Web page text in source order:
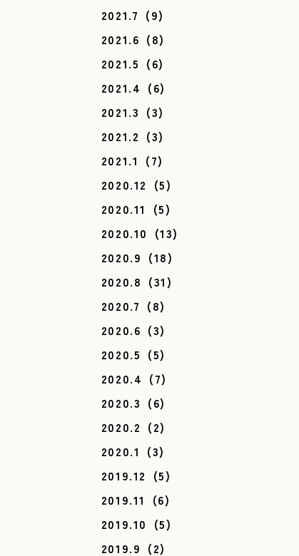
2021.7 (9)
2021.6 (8)
2021.5 (6)
2021.4 (6)
2021.3 (3)
2021.2 (3)
2021.1 (7)
2020.12 (5)
2020.11
(5)
2020.10 (13)
2020.9 (18)
2020.8 (31)
2020.7 (8)
2020.6 (3)
2020.5 (5)
2020.4 (7)
2020.3 (6)
2020.2 (2)
2020.1 (3)
2019.12 (5)
2019.11
(6)
2019.10 (5)
2019.9 (2)